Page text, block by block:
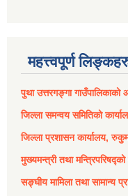
महत्त्वपूर्ण
पुथा उत्तरगङ्गा
जिल्ला समन्वय समितिको
जिल्ला प्रशासन कार्यालय, रुकुम
मुख्यमन्त्री तथा
सङ्घीय मामिला तथा सामान्य